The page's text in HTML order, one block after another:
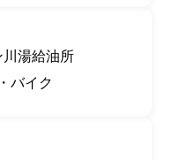
川湯給油所
バイク